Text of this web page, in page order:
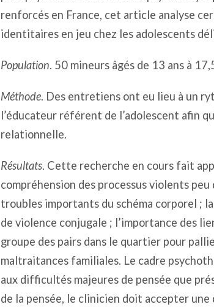
renforcés en France, cet article analyse
identitaires en jeu chez les adolescents
Population. 50 mineurs âgés de 13 ans à
Méthode. Des entretiens ont eu lieu à un
l’éducateur référent de l’adolescent afin
relationnelle.
Résultats. Cette recherche en cours fait
compréhension des processus violents
troubles importants du schéma corporel ;
de violence conjugale ; l’importance des
groupe des pairs dans le quartier pour
maltraitances familiales. Le cadre
aux difficultés majeures de pensée que
de la pensée, le clinicien doit accepter